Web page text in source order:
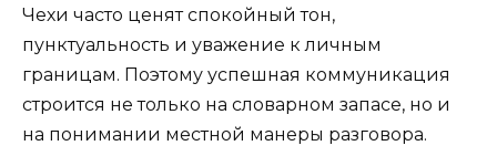
Чехи часто ценят спокойный тон,
пунктуальность и уважение к личным
границам. Поэтому успешная коммуникация
строится не только на словарном запасе, но и
на понимании местной манеры разговора.